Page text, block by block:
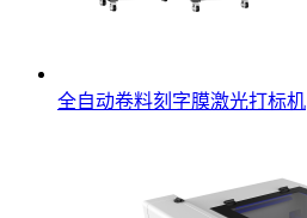
全自动卷料刻字膜激光打标机